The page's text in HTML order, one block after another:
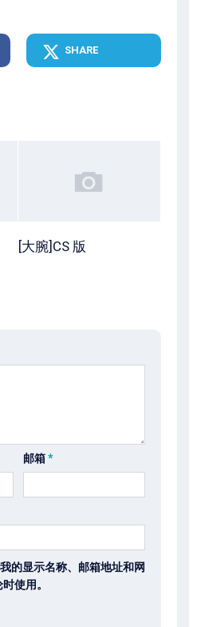
SHARE
[大腕]CS 版
邮箱*
的显示名称、邮箱地址和网
使用。